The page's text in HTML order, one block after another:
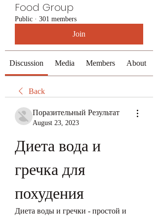
Food Group
Public · 301 members
Join
Discussion Media Members About
Back
Поразительный Результат
August 23, 2023
Диета вода и
гречка для
похудения
Диета воды и гречки - простой и